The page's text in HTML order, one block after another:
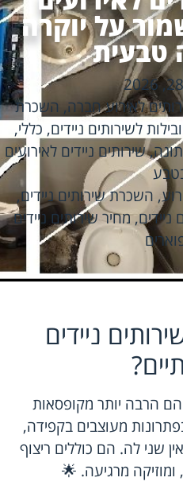
על יוקרה
טבעית
לאירוע חברה,השכרת
לשירותים ניידים, כללי,
,שירותים ניידים לאירועים
, השכרת שירותים ניידים,
,מחיר שירותים ניידים
ניידים
הם הרבה יותר מקופסאות
מעוצבים בקפידה,
שני לה. הם כוללים ריצוף
ומוזיקה מרגיעה. 🌟